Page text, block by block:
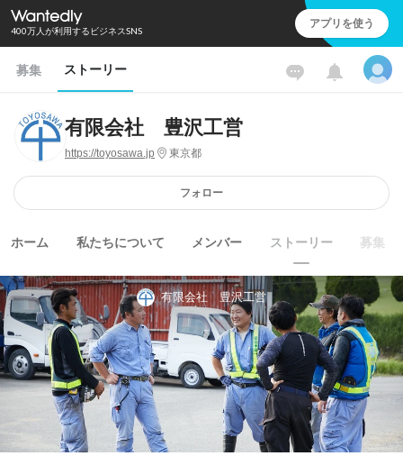
400万人が利用するビジネスSNS アプリを使う
募集 ストーリー
有限会社 豊沢工営
https://toyosawa.jp 東京都
フォロー
ホーム 私たちについて メンバー ストーリー 募集
有限会社 豊沢工営